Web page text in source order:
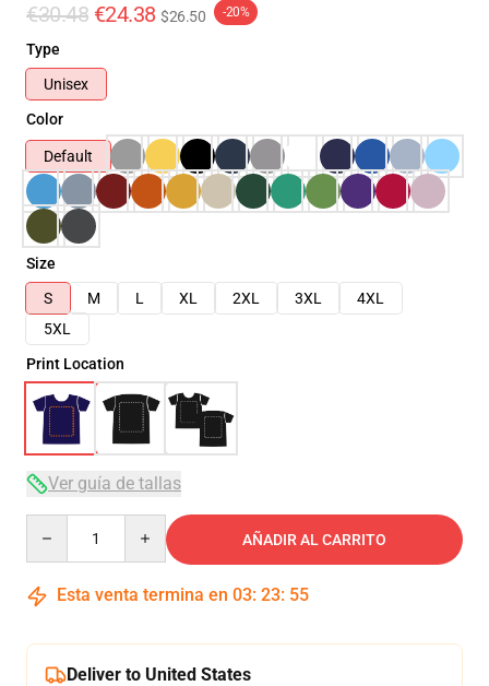
€30.48 €24.38 $26.50 -20%
Type
Unisex
Color
Default
Size
S
M L XL 2XL 3XL
4XL
5XL
Print Location
Ver guía de tallas
AÑADIR AL CARRITO
Esta venta termina en 03: 23: 54
Deliver to United States